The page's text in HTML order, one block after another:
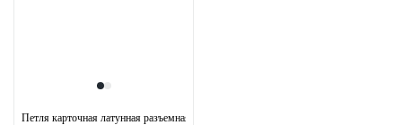
Петля карточная латунная разъемная MB 120X80X3.5 AB L C левая с короной